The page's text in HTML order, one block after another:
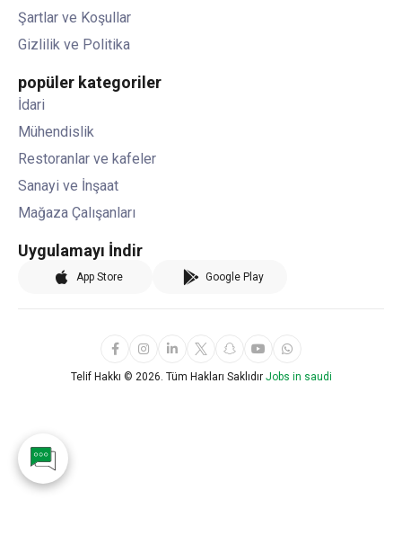
Şartlar ve Koşullar
Gizlilik ve Politika
popüler kategoriler
İdari
Mühendislik
Restoranlar ve kafeler
Sanayi ve İnşaat
Mağaza Çalışanları
Uygulamayı İndir
App Store Google Play
Telif Hakkı © 2026. Tüm Hakları Saklıdır Jobs in saudi